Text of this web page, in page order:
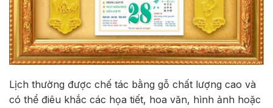
Lịch thường được chế tác bằng gỗ chất lượng cao và
có thể điêu khắc các họa tiết, hoa văn, hình ảnh hoặc